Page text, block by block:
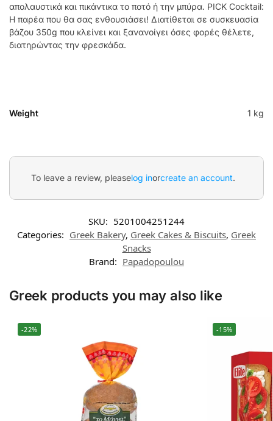
απολαυστικά και πικάντικα το ποτό ή την μπύρα. PICK Cocktail:
Η παρέα που θα σας ενθουσιάσει! Διατίθεται σε συσκευασία
βάζου 350g που κλείνει και ξανανοίγει όσες φορές θέλετε,
διατηρώντας την φρεσκάδα.
Weight 1 kg
To leave a review, pleaselog inorcreate an account.
SKU: 5201004251244
Categories: Greek Bakery, Greek Cakes & Biscuits, Greek
Snacks
Brand: Papadopoulou
Greek products you may also like
-22% -15%